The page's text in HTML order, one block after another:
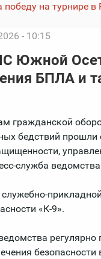
на турнире в
- 10:15
Южной
БПЛА и
гражданской
бедствий
служба
«К-9».
регулярно
безопасности